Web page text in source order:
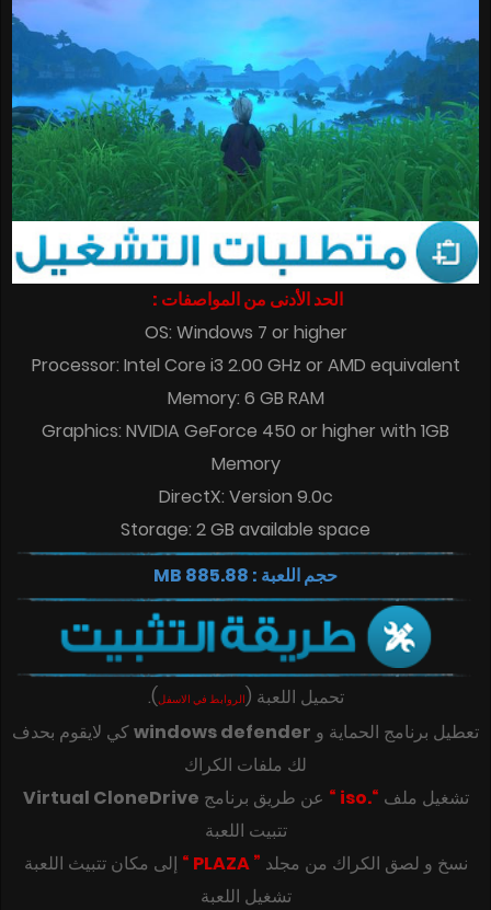
الحد الأدنى من المواصفات :
OS: Windows 7 or higher
Processor: Intel Core i3 2.00 GHz or AMD equivalent
Memory: 6 GB RAM
Graphics: NVIDIA GeForce 450 or higher with 1GB
Memory
DirectX: Version 9.0c
Storage: 2 GB available space
حجم اللعبة : 885.88 MB
تحميل اللعبة (الروابط في الاسفل)
.
تعطيل برنامج الحماية و windows defenderكي لايقوم بحدف
لك ملفات الكراك
تشغيل ملف “.iso “ عن طريق برنامج Virtual CloneDrive
تتبيت اللعبة
‎‫نسخ و لصق الكراك من مجلد ” PLAZA “
تشغيل اللعبة